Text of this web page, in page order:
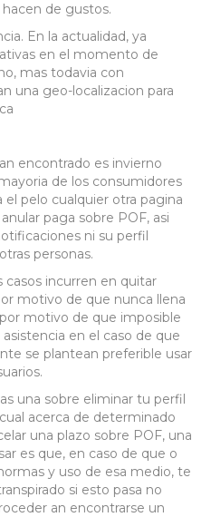
de gustos.
En la actualidad, ya
en el momento de
mas todavia con
una geo-localizacion para
encontrado es invierno
de los consumidores
el pelo cualquier otra pagina
paga sobre POF, asi
ni su perfil
personas.
incurren en quitar
motivo de que nunca llena
motivo de que imposible
en el caso de que
se plantean preferible usar
una sobre eliminar tu perfil
acerca de determinado
una plazo sobre POF, una
es que, en caso de que o
y uso de esa medio, te
si esto pasa no
an encontrarse un